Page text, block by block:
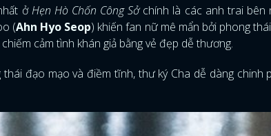
ởHẹn Hò Chốn Công Sởchính là các anh trai bên
(Ahn Hyo Seop) khiến fan nữ mê mẩn bởi phong
cảm tình khán giả bằng vẻ đẹp dễ thương.
đạo mạo và điềm tĩnh, thư ký Cha dễ dàng chinh